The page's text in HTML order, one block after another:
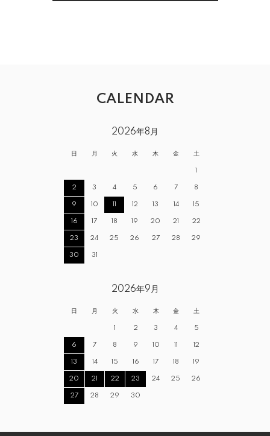
CALENDAR
2026年8月
日 月 火 水 木 金 土
1
2 3 4 5 6 7 8
9 10 11 12 13 14 15
16 17 18 19 20 21 22
23 24 25 26 27 28 29
30 31
2026年9月
日 月 火 水 木 金 土
1 2 3 4 5
6 7 8 9 10 11 12
13 14 15 16 17 18 19
20 21 22 23 24 25 26
27 28 29 30